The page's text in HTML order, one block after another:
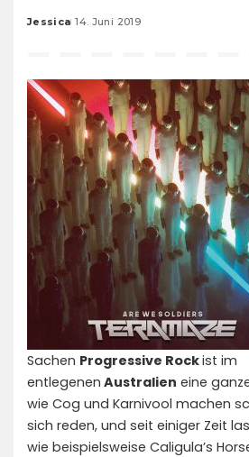
Posted
Jessica 14. Juni 2019
Sachen Progressive Rockist im
entlegenen Australien eine
wie Cog und Karnivool machen
sich reden, und seit einiger Zeit
wie beispielsweise Caligula’s